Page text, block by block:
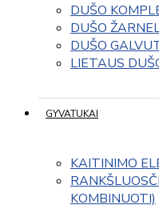
DUŠO
DUŠO
DUŠO
LIETAUS
GYVATUKAI
KAITINIMO
KOMBINUOTI)